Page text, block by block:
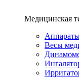
Медицинская
Весы